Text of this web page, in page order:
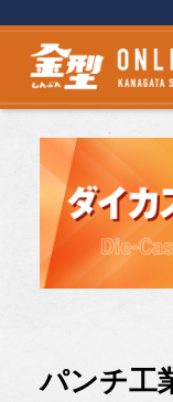
パンチ工